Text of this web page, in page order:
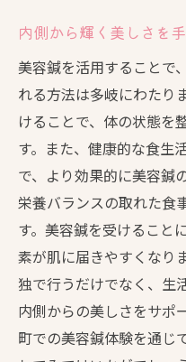
内側から輝く美しさを
美容鍼を活用することで
れる方法は多岐にわたり
けることで、体の状態を
す。また、健康的な食生
で、より効果的に美容鍼
栄養バランスの取れた食
す。美容鍼を受けること
素が肌に届きやすくなり
独で行うだけでなく、生
内側からの美しさをサポ
町での美容鍼体験を通じ